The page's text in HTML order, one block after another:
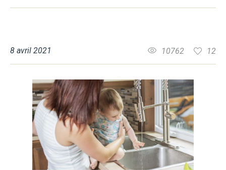
8 avril 2021 12
10762